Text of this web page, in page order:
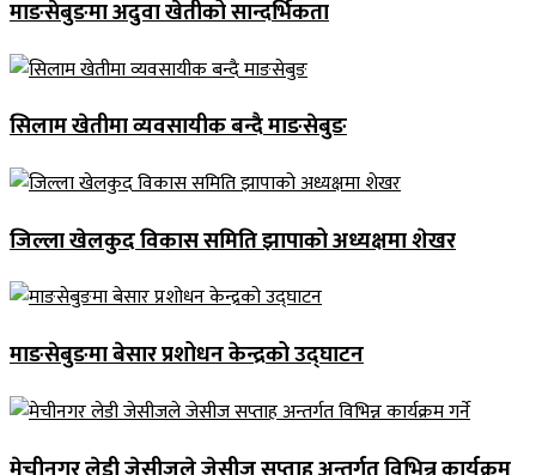
माङसेबुङमा अदुवा खेतीको सान्दर्भिकता
सिलाम खेतीमा व्यवसायीक बन्दै माङसेबुङ
जिल्ला खेलकुद विकास समिति झापाको अध्यक्षमा शेखर
माङसेबुङमा बेसार प्रशोधन केन्द्रको उद्घाटन